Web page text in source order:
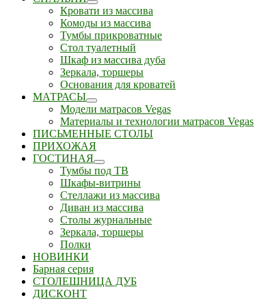
Кровати из массива
Комоды из массива
Тумбы прикроватные
Стол туалетный
Шкаф из массива дуба
Зеркала, торшеры
Основания для кроватей
МАТРАСЫ
Модели матрасов Vegas
Материалы и технологии матрасов Vegas
ПИСЬМЕННЫЕ СТОЛЫ
ПРИХОЖАЯ
ГОСТИНАЯ
Тумбы под ТВ
Шкафы-витрины
Стеллажи из массива
Диван из массива
Столы журнальные
Зеркала, торшеры
Полки
НОВИНКИ
Барная серия
СТОЛЕШНИЦА ДУБ
ДИСКОНТ